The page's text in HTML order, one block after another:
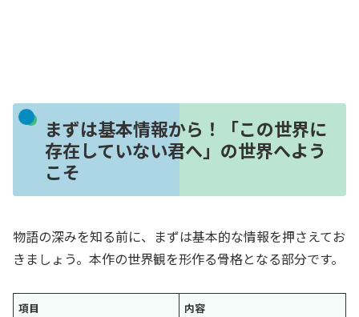
まずは基本情報から！「この世界に
存在していない君へ」の世界へよう
こそ
物語の深みを知る前に、まずは基本的な情報を押さえてお
きましょう。本作の世界観を形作る骨格となる部分です。
項目
内容